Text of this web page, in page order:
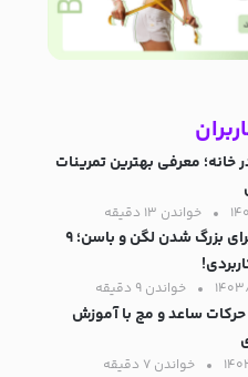
خانه؛ معرفی بهترین تمرینات
خواندن ۱۳ دقیقه‌
ورزش برای بزرگ شدن لگن و باسن؛ ۹
۰۷ خواندن ۹ دقیقه‌
حرکات ساعد و مچ با آموزش
۲۹ خواندن ۷ دقیقه‌